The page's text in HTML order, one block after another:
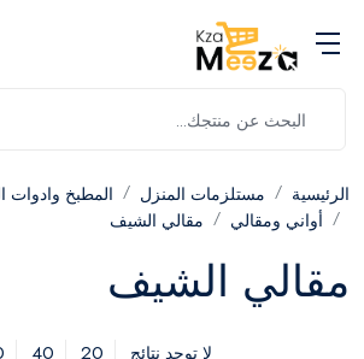
الرئيسية مستلزمات المنزل المطبخ وادوات
أواني ومقالي
مقالي الشيف
مقالي الشيف
لا توجد نتائج 20
40